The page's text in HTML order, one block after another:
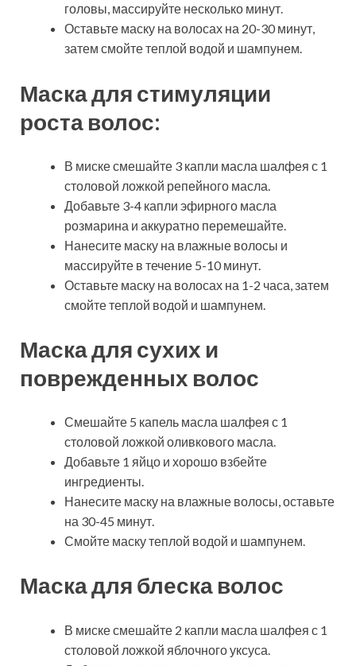
головы, массируйте несколько минут.
Оставьте маску на волосах на 20-30 минут,
затем смойте теплой водой и шампунем.
Маска для стимуляции
роста волос:
В миске смешайте 3 капли масла шалфея с 1
столовой ложкой репейного масла.
Добавьте 3-4 капли эфирного масла
розмарина и аккуратно перемешайте.
Нанесите маску на влажные волосы и
массируйте в течение 5-10 минут.
Оставьте маску на волосах на 1-2 часа, затем
смойте теплой водой и шампунем.
Маска для сухих и
поврежденных волос
Смешайте 5 капель масла шалфея с 1
столовой ложкой оливкового масла.
Добавьте 1 яйцо и хорошо взбейте
ингредиенты.
Нанесите маску на влажные волосы, оставьте
на 30-45 минут.
Смойте маску теплой водой и шампунем.
Маска для блеска волос
В миске смешайте 2 капли масла шалфея с 1
столовой ложкой яблочного уксуса.